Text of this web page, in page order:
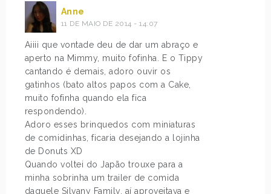
Anne
11 DE MAIO DE 2014 - 14:07
Aiiii que vontade deu de dar um abraço e
aperto na Mimmy, muito fofinha. E o Tippy
cantando é demais, adoro ouvir os
gatinhos (bato altos papos com a Cake,
muito fofinha quando ela fica
respondendo).
Adoro esses brinquedos com miniaturas
de comidinhas, ficaria desejando a lojinha
de Donuts XD
Quando voltei do Japão trouxe para a
minha sobrinha um trailer de comida
daquele Silvany Family, aí aproveitava e